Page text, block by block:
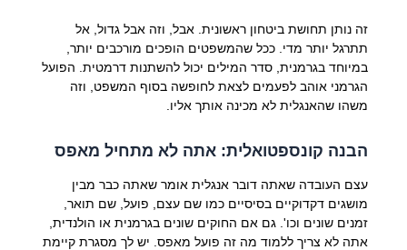
זה נותן תחושת ביטחון ראשונית. אבל, וזה אבל גדול, אל
תתרגל יותר מדי. ככל שהמשפטים הופכים מורכבים יותר,
במיוחד בגרמנית, סדר המילים יכול להשתנות דרמטית. הפועל
הגרמני אוהב לפעמים לצאת לחופשה בסוף המשפט, וזה
משהו שהאנגלית לא מכינה אותך אליו.
הבנה קונספטואלית: אתה לא מתחיל מאפס
עצם העובדה שאתה דובר אנגלית אומר שאתה כבר מבין
מושגים דקדוקיים בסיסיים כמו שם עצם, פועל, שם תואר,
זמנים שונים וכו'. גם אם החוקים שונים בגרמנית או הולנדית,
אתה לא צריך ללמוד מה זה פועל מאפס. יש לך מסגרת קיימת